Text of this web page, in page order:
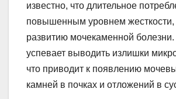
известно, что длительное
повышенным уровнем жесткости,
развитию мочекаменной
успевает выводить излишки
что приводит к появлению
камней в почках и отложений в